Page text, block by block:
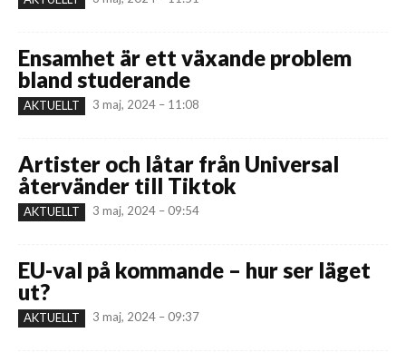
Ensamhet är ett växande problem
bland studerande
AKTUELLT 3 maj, 2024 – 11:08
Artister och låtar från Universal
återvänder till Tiktok
AKTUELLT 3 maj, 2024 – 09:54
EU-val på kommande – hur ser läget
ut?
AKTUELLT 3 maj, 2024 – 09:37